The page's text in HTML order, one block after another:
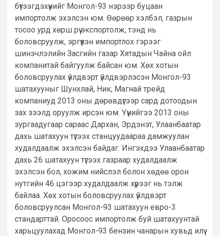
бүтээгдэхүүнийг Монгол-93 нэрээр буцаан
импортолж эхэлсэн юм. Өөрөөр хэлбэл, газрын
тосоо урд хөрш рүү экспортолж, тэнд нь
боловсруулж, эргүүлэн импортлох гэрээг
шинэчлэлийн Засгийн газар Хятадын Чайна ойл
компанитай байгуулж байсан юм. Хөх хотын
боловсруулах үйлдвэрт үйлдвэрлэсэн Монгол-93
шатахууныг Шунхлай, Ник, Магнай трейд
компаниуд 2013 оны дөрөвдүгээр сард дотоодын
зах зээлд оруулж ирсэн юм. Үүнийгээ 2013 оны
зургаадугаар сараас Дархан, Эрдэнэт, Улаанбаатар
дахь шатахуун түгээх станцуудаараа дамжуулан
худалдаалж эхэлсэн байдаг. Ингэхдээ Улаанбаатар
дахь 26 шатахуун түгээх газраар худалдаалж
эхэлсэн бол, хожим нийслэл болон хөдөө орон
нутгийн 46 цэгээр худалдаалж хүрээг нь тэлж
байлаа. Хөх хотын боловсруулах үйлдвэрт
боловсруулсан Монгол-93 шатахуун евро-3
стандарттай. Оросоос импортолж буй шатахуунтай
харьцуулахад Монгол-93 бензин чанарын хувьд илүү